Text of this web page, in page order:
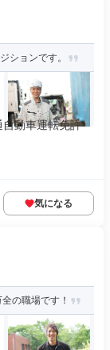
ションです。
動車運転免許
気になる
の職場です！